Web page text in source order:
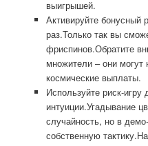
выигрышей.
Активируйте бонусный
раз.Только так вы
фриспинов.Обратите
множители – они могут
космические выплаты.
Используйте риск-игру
интуиции.Угадывание
случайность, но в
собственную